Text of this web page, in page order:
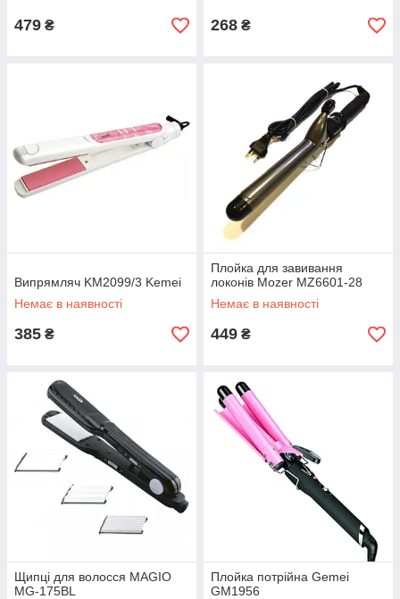
479 ₴ 268 ₴
Випрямляч KM2099/3 Kemei
Немає в наявності
385 ₴
Плойка для завивання
локонів Mozer MZ6601-28
Немає в наявності
449 ₴
Щипці для волосся MAGIO
MG-175BL
Плойка потрійна Gemei
GM1956